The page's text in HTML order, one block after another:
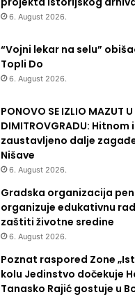
6. August 2026.
“Vojni lekar na selu”
Topli Do
6. August 2026.
PONOVO SE IZLIO MAZUT U
DIMITROVGRADU:
zaustavljeno dalje
Nišave
6. August 2026.
Gradska organizacija
organizuje edukativnu
zaštiti životne sredine
6. August 2026.
Poznat raspored Zone
kolu Jedinstvo dočekuje
Tanasko Rajić gostuje u